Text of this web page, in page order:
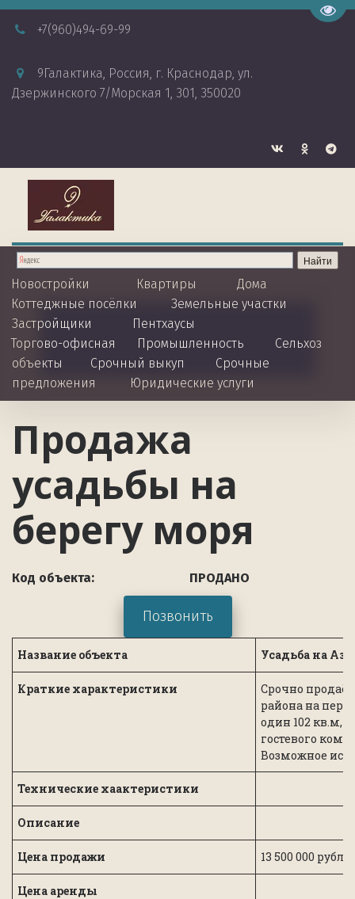
+7(960)494-69-99
9Галактика, Россия, г. Краснодар, ул.
Дзержинского 7/Морская 1, 301, 350020
Новостройки Квартиры
Дома
Коттеджные посёлки
Земельные участки
Застройщики
Пентхаусы
Торгово-офисная
Промышленность
Сельхоз
объекты
Срочный выкуп
Срочные
предложения
Юридические услуги
Продажа
усадьбы на
берегу моря
Код объекта:                              ПРОДАНО
Позвонить
Название объекта Усадьба на
Краткие характеристики
Срочно
района на
один 102 кв.м,
гостевого
Возможное
Технические хаактеристики
Описание
Цена продажи 13 500 000
Цена аренды